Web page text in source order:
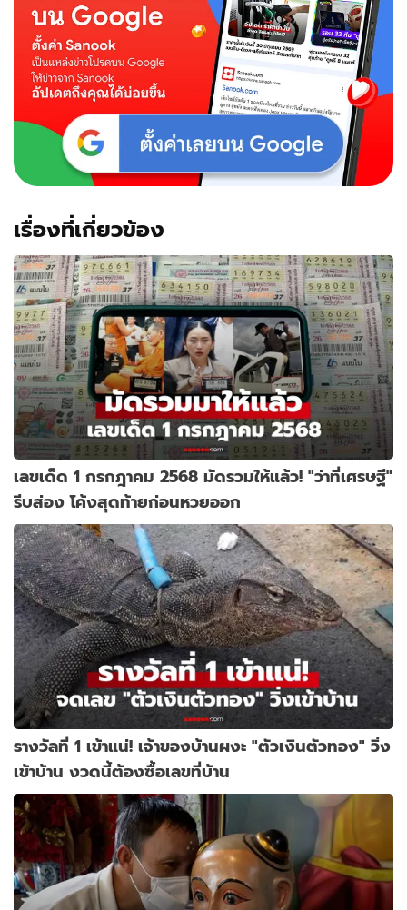
ทอง"
โผล่
ทะลุ
ไม่
ส่อง
เลข
เรื่องที่เกี่ยวข้อง
เลขเด็ด 1 กรกฎาคม 2568 มัดรวมให้แล้ว! "ว่าที่เศรษฐี"
รีบส่อง โค้งสุดท้ายก่อนหวยออก
รางวัลที่ 1 เข้าแน่! เจ้าของบ้านผงะ "ตัวเงินตัวทอง" วิ่ง
เข้าบ้าน งวดนี้ต้องซื้อเลขที่บ้าน